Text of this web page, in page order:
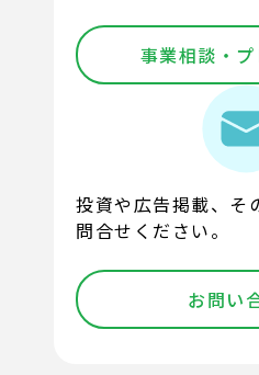
事業相談・
投資や広告掲載、そ
問合せください。
お問い